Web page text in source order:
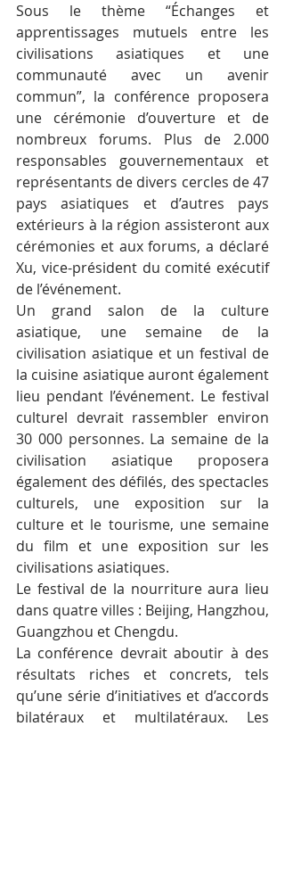
Sous le thème “Échanges et
apprentissages mutuels entre les
civilisations asiatiques et une
communauté avec un avenir
commun”, la conférence proposera
une cérémonie d’ouverture et de
nombreux forums. Plus de 2.000
responsables gouvernementaux et
représentants de divers cercles de 47
pays asiatiques et d’autres pays
extérieurs à la région assisteront aux
cérémonies et aux forums, a déclaré
Xu, vice-président du comité exécutif
de l’événement.
Un grand salon de la culture
asiatique, une semaine de la
civilisation asiatique et un festival de
la cuisine asiatique auront également
lieu pendant l’événement. Le festival
culturel devrait rassembler environ
30 000 personnes. La semaine de la
civilisation asiatique proposera
également des défilés, des spectacles
culturels, une exposition sur la
culture et le tourisme, une semaine
du film et une exposition sur les
civilisations asiatiques.
Le festival de la nourriture aura lieu
dans quatre villes : Beijing, Hangzhou,
Guangzhou et Chengdu.
La conférence devrait aboutir à des
résultats riches et concrets, tels
qu’une série d’initiatives et d’accords
bilatéraux et multilatéraux. Les